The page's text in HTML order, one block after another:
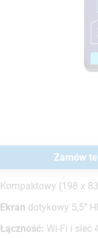
Zamów
Kompaktowy (198 x
Ekran dotykowy 5,5’’
Łączność: Wi-Fi i sieć